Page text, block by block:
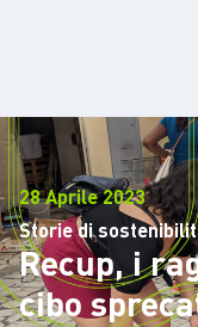
28 Aprile 2023
Storie di
Recup, i
cibo